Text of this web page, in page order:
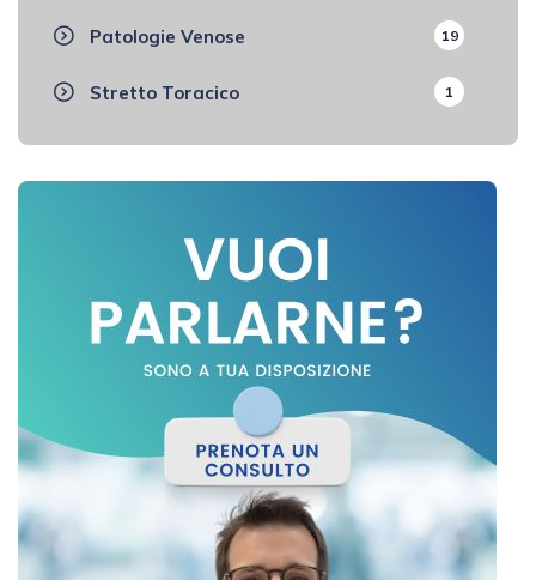
Patologie Venose 19
Stretto Toracico 1